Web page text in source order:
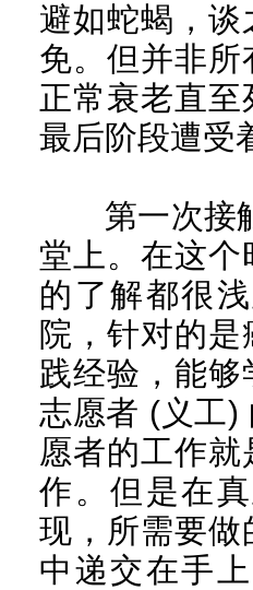
避如蛇蝎，
免。但并非
正常衰老直
最后阶段遭受
第一次接
堂上。在这
的了解都很
院，针对的
践经验，能
志愿者 (义工)
愿者的工作
作。但是在
现，所需要
中递交在手